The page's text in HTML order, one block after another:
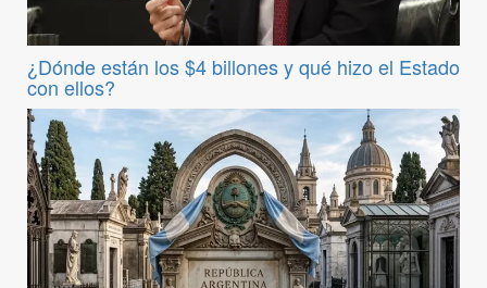
¿Dónde están los $4 billones y qué hizo el Estado
con ellos?